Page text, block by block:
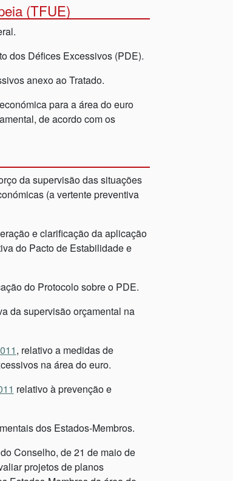
(TFUE)
dos Défices Excessivos (PDE).
anexo ao Tratado.
para a área do euro
de acordo com os
da supervisão das situações
(a vertente preventiva
e clarificação da aplicação
do Pacto de Estabilidade e
do Protocolo sobre o PDE.
da supervisão orçamental na
, relativo a medidas de
na área do euro.
relativo à prevenção e
dos Estados-Membros.
Conselho, de 21 de maio de
projetos de planos